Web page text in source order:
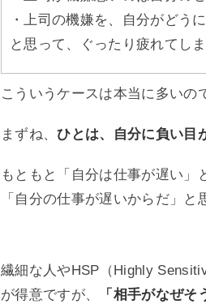
・上司の機嫌を、自分がどう
と思って、ぐったり疲れてしま
こういうケースは本当に多いの
まずね、ひとは、自分に負い目
もともと「自分は仕事が遅い」
「自分の仕事が遅いからだ」と
繊細な人やHSP（Highly
が得意ですが、
「相手がなぜ